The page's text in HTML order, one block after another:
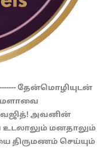
தேன்மொழியுடன்
அவனின்
உடலாலும் மனதாலும்
திருமணம் செய்யும்